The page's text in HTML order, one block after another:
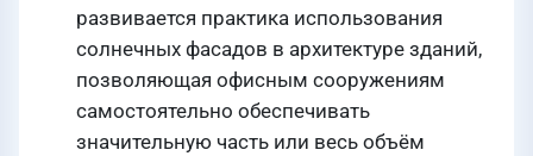
развивается практика использования
солнечных фасадов в архитектуре зданий,
позволяющая офисным сооружениям
самостоятельно обеспечивать
значительную часть или весь объём